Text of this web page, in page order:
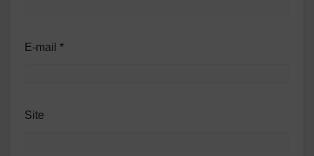
E-mail *
Site